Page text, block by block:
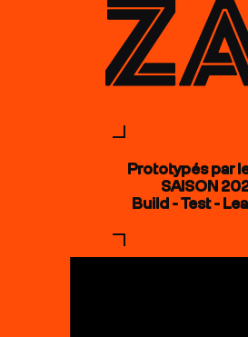
Prototypés par
SAISON
Build - Test -